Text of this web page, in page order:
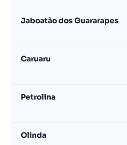
com
ativas
LeadJet
Jaboatão dos Guararapes
Caruaru
Petrolina
Olinda